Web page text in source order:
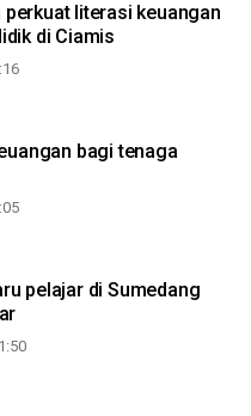
perkuat literasi keuangan
di Ciamis
bagi tenaga
pelajar di Sumedang